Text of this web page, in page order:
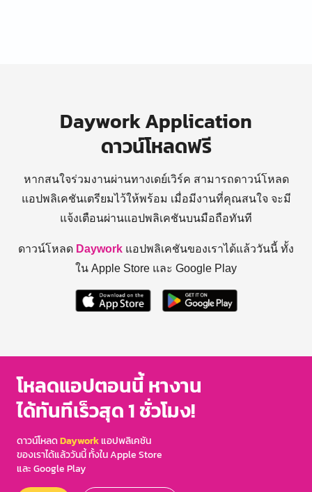
Daywork Application
ดาวน์โหลดฟรี
หากสนใจร่วมงานผ่านทางเดย์เวิร์ค สามารถดาวน์โหลด
แอปพลิเคชันเตรียมไว้ให้พร้อม เมื่อมีงานที่คุณสนใจ จะมี
แจ้งเตือนผ่านแอปพลิเคชันบนมือถือทันที
ดาวน์โหลด Daywork แอปพลิเคชันของเราได้แล้ววันนี้ ทั้ง
ใน Apple Store และ Google Play
โหลดแอปตอนนี้ หางาน
ได้ทันทีเร็วสุด 1 ชั่วโมง!
ดาวน์โหลดDayworkแอปพลิเคชัน
ของเราได้แล้ววันนี้ ทั้งใน Apple Store
และ Google Play